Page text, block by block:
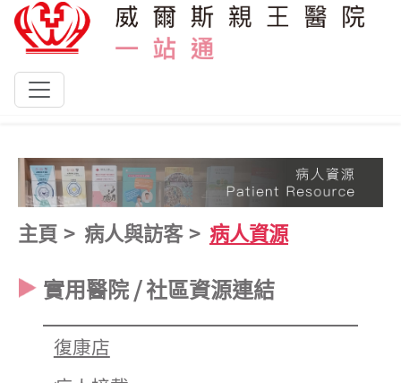
跳到主要內容
主頁 病人與訪客 病人資源
實用醫院 / 社區資源連結
復康店